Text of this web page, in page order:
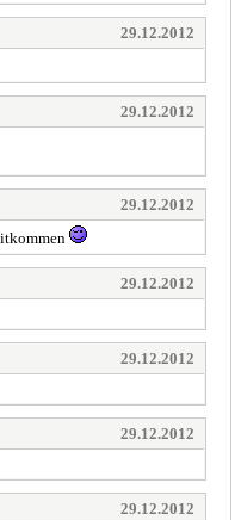
29.12.2012
29.12.2012
29.12.2012
29.12.2012
29.12.2012
29.12.2012
29.12.2012